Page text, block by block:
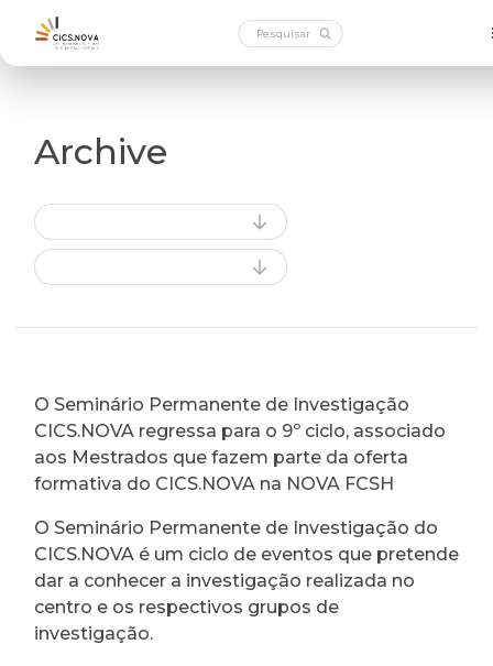
Archive
O Seminário Permanente de Investigação
CICS.NOVA regressa para o 9º ciclo, associado
aos Mestrados que fazem parte da oferta
formativa do CICS.NOVA na NOVA FCSH
O Seminário Permanente de Investigação do
CICS.NOVA é um ciclo de eventos que pretende
dar a conhecer a investigação realizada no
centro e os respectivos grupos de
investigação.